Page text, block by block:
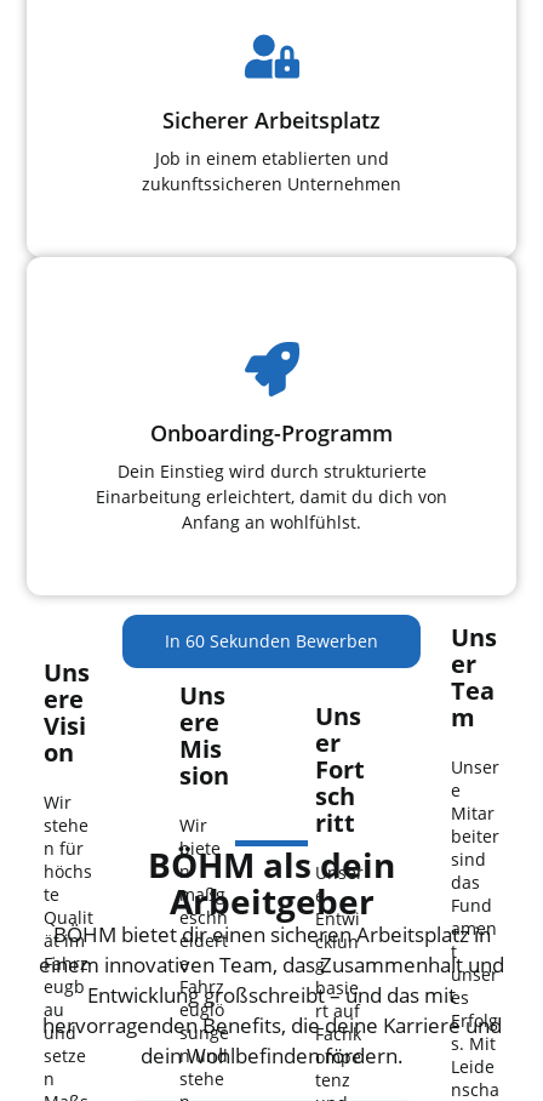
Sicherer Arbeitsplatz
Job in einem etablierten und
zukunftssicheren Unternehmen
Onboarding-Programm
Dein Einstieg wird durch strukturierte
Einarbeitung erleichtert, damit du dich von
Anfang an wohlfühlst.
In 60 Sekunden Bewerben
BÖHM als dein
Arbeitgeber
BÖHM bietet dir einen sicheren Arbeitsplatz in
einem innovativen Team, das Zusammenhalt und
Entwicklung großschreibt – und das mit
hervorragenden Benefits, die deine Karriere und
dein Wohlbefinden fördern.
Uns
Ere
Visi
On
Wir
stehe
n für
höchs
te
Qualit
ät im
Fahrz
eugb
au
und
setze
n
Uns
Ere
Mis
Sion
Wir
biete
n
maßg
eschn
eidert
e
Fahrz
euglö
sunge
n und
stehe
Uns
Er
Fort
Sch
Ritt
Unser
e
Entwi
cklun
g
basie
rt auf
Fachk
ompe
tenz
Uns
Er
Tea
M
Unser
e
Mitar
beiter
sind
das
Fund
amen
t
unser
es
Erfolg
s. Mit
Leide
nscha